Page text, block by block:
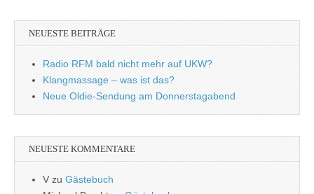
NEUESTE BEITRÄGE
Radio RFM bald nicht mehr auf UKW?
Klangmassage – was ist das?
Neue Oldie-Sendung am Donnerstagabend
NEUESTE KOMMENTARE
V zu Gästebuch